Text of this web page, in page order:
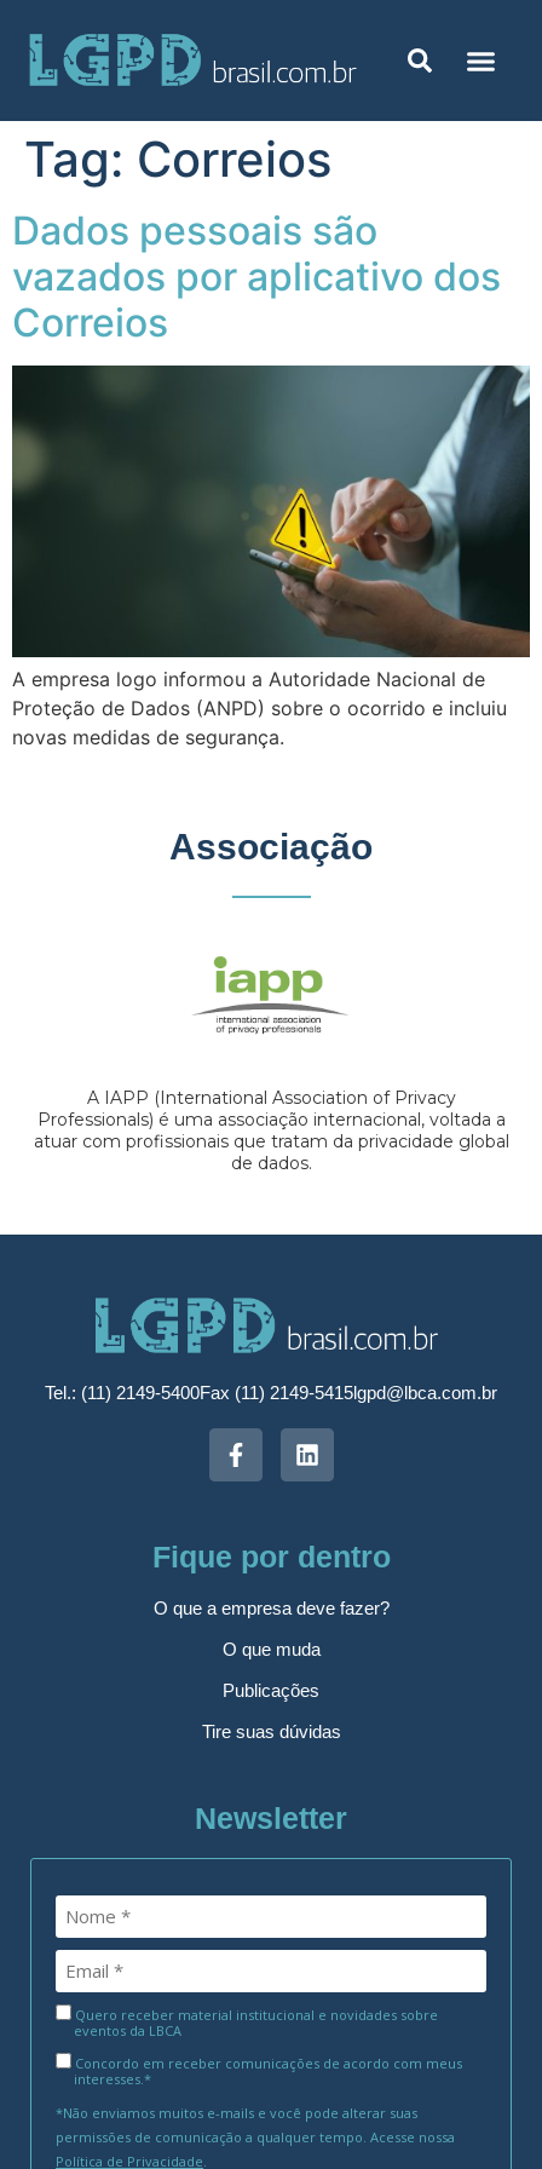
Tag: Correios
Dados pessoais são
vazados por aplicativo dos
Correios
A empresa logo informou a Autoridade Nacional de
Proteção de Dados (ANPD) sobre o ocorrido e incluiu
novas medidas de segurança.
Associação
A IAPP (International Association of Privacy
Professionals) é uma associação internacional, voltada a
atuar com profissionais que tratam da privacidade global
de dados.
Tel.: (11) 2149-5400Fax (11) 2149-5415lgpd@lbca.com.br
Fique por dentro
O que a empresa deve fazer?
O que muda
Publicações
Tire suas dúvidas
Newsletter
Quero receber material institucional e novidades sobre
eventos da LBCA
Concordo em receber comunicações de acordo com meus
interesses.*
*Não enviamos muitos e-mails e você pode alterar suas
permissões de comunicação a qualquer tempo. Acesse nossa
Política de Privacidade